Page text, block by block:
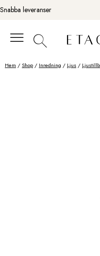
Fortsätt
till
Snabba leveranser
Hem /Shop / Inredning / Ljus /